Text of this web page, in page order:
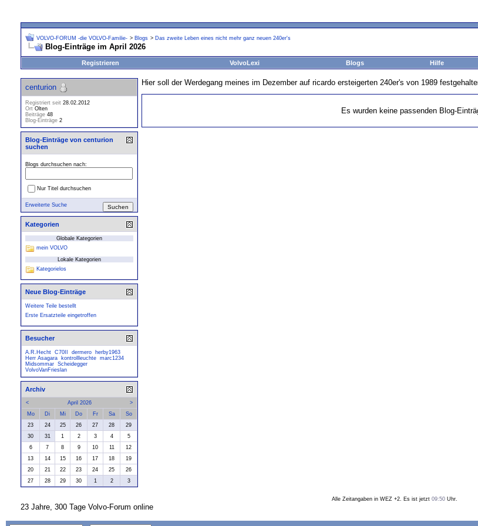
VOLVO-FORUM -die VOLVO-Familie- > Blogs > Das zweite Leben eines nicht mehr ganz neuen 240er's
Blog-Einträge im April 2026
Registrieren VolvoLexi Blogs Hilfe
Hier soll der Werdegang meines im Dezember auf ricardo ersteigerten 240er's von 1989
Es wurden keine passenden Blog-
centurion
Registriert seit 28.02.2012
Ort Olten
Beiträge 48
Blog-Einträge 2
Blog-Einträge von centurion
suchen
Blogs durchsuchen nach:
Nur Titel durchsuchen
Erweiterte Suche
Kategorien
Globale Kategorien
mein VOLVO
Lokale Kategorien
Kategorielos
Neue Blog-Einträge
Weitere Teile bestellt
Erste Ersatzteile eingetroffen
Besucher
A.R.Hecht C70II dermero
herby1963
Herr Asagara
kontrollleuchte marc1234
Midsommar Scheidegger
VolvoVanFrieslan
Archiv
< >
April 2026
Mo
Di Mi Do Fr Sa
So
23
24 25 26 27 28
29
30
31 1 2 3 4
5
6
7 8 9 10 11
12
13
14 15 16 17 18
19
20
21 22 23 24 25
26
27
28 29 30 1 2 3
Alle Zeitangaben in WEZ +2. Es ist jetzt 09:50 Uhr.
23 Jahre, 300 Tage Volvo-Forum online